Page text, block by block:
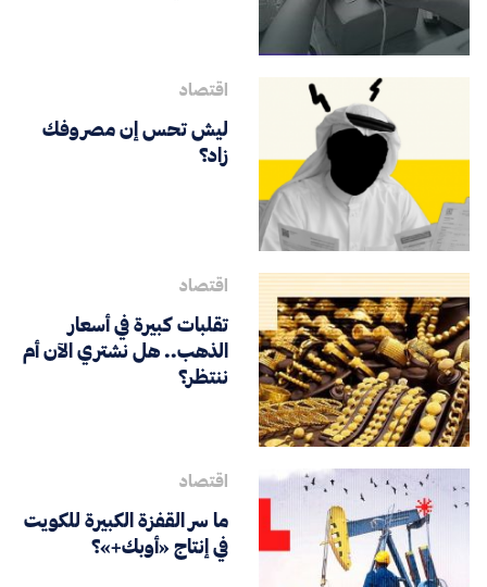
اقتصاد
ليش تحس إن مصروفك
زاد؟
اقتصاد
تقلبات كبيرة في أسعار
الذهب.. هل نشتري الآن أم
ننتظر؟
اقتصاد
ما سر القفزة الكبيرة للكويت
في إنتاج «أوبك+»؟